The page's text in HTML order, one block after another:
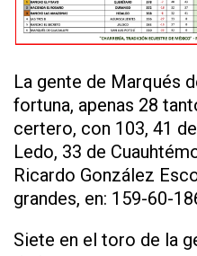
La gente de Marqués
fortuna, apenas 28
certero, con 103, 41
Ledo, 33 de
Ricardo González
grandes, en: 159-60-
Siete en el toro de la